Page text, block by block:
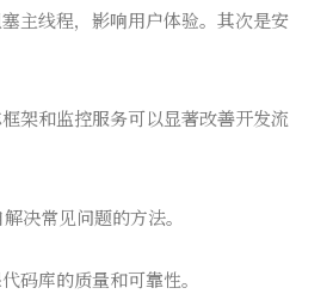
主线程，影响用户体验。其次是安
架和监控服务可以显著改善开发流
决常见问题的方法。
码库的质量和可靠性。